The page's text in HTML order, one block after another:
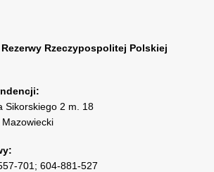
Rzeczypospolitej Polskiej
Sikorskiego 2 m. 18
701 ; 604-881-527